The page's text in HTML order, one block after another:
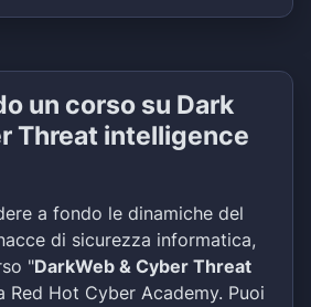
transportation fleet, the company
state of Maine to Virginia, and
un corso su Dark
Threat intelligence
a fondo le dinamiche del
di sicurezza informatica,
"DarkWeb & Cyber Threat
Red Hot Cyber Academy. Puoi